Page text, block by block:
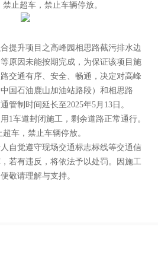
止超车，禁止车辆停放。
升项目之高峰园相思路截污排水边
原因未能按期完成，为保证该项目施
交通有序、安全、畅通，决定对高峰
国石油鹿山加油站路段）和相思路
管制时间延长至2025年5月13日。
车道封闭施工，剩余道路正常通行。
车，禁止车辆停放。
觉遵守现场交通标志标线等交通信
若有违反，将依法予以处罚。因施工
敬请理解与支持。